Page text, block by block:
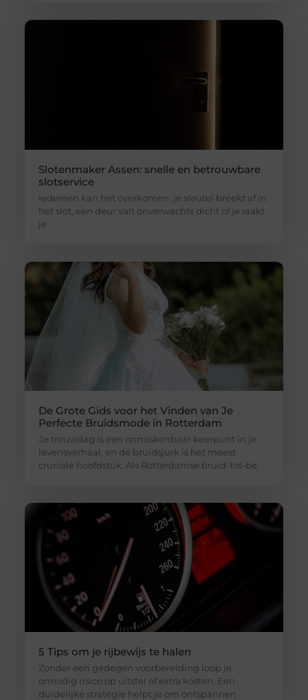
Slotenmaker Assen: snelle en betrouwbare
slotservice
Iedereen kan het overkomen: je sleutel breekt af in
het slot, een deur valt onverwachts dicht of je raakt
je
De Grote Gids voor het Vinden van Je
Perfecte Bruidsmode in Rotterdam
Je trouwdag is een onmiskenbaar keerpunt in je
levensverhaal, en de bruidsjurk is het meest
cruciale hoofdstuk. Als Rotterdamse bruid-tot-be,
5 Tips om je rijbewijs te halen
Zonder een gedegen voorbereiding loop je
onnodig risico op uitstel of extra kosten. Een
duidelijke strategie helpt je om ontspannen